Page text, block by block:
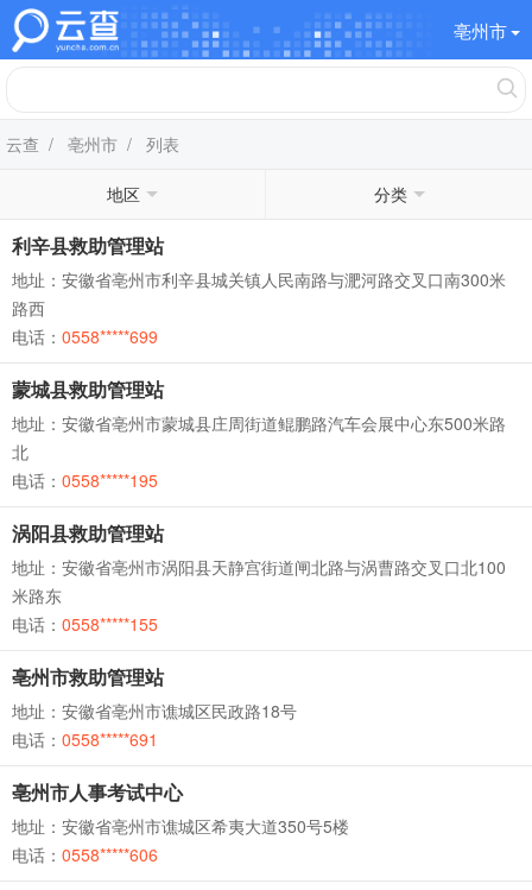
亳州市
云查 / 亳州市 / 列表
地区 分类
利辛县救助管理站
地址：安徽省亳州市利辛县城关镇人民南路与淝河路交叉口南300米
路西
电话： 0558*****699
蒙城县救助管理站
地址：安徽省亳州市蒙城县庄周街道鲲鹏路汽车会展中心东500米路
北
电话： 0558*****195
涡阳县救助管理站
地址：安徽省亳州市涡阳县天静宫街道闸北路与涡曹路交叉口北100
米路东
电话： 0558*****155
亳州市救助管理站
地址：安徽省亳州市谯城区民政路18号
电话： 0558*****691
亳州市人事考试中心
地址：安徽省亳州市谯城区希夷大道350号5楼
电话： 0558*****606